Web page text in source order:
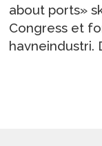
about ports»
Congress et
havneindustri.